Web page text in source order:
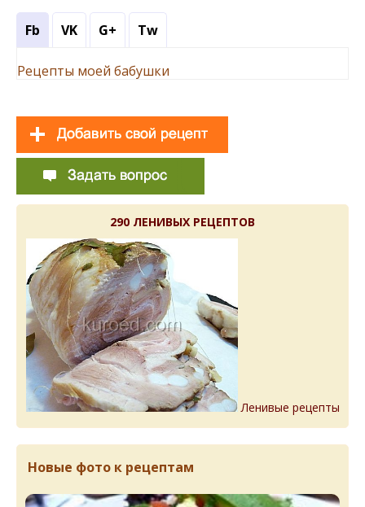
Fb VK G+ Tw
Рецепты моей бабушки
290 ЛЕНИВЫХ РЕЦЕПТОВ
Ленивые рецепты
Новые фото к рецептам